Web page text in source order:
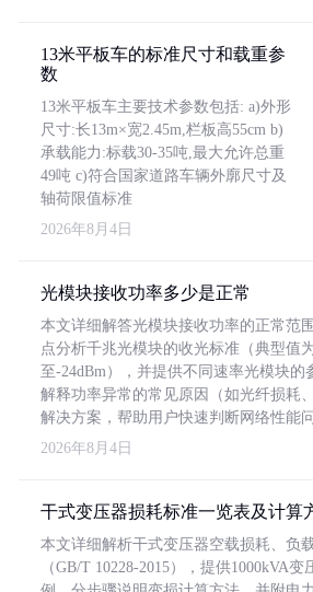
13米平板车的标准尺寸和载重参
数
13米平板车主要技术参数包括: a)外形
尺寸:长13m×宽2.45m,栏板高55cm b)
承载能力:标载30-35吨,最大允许总重
49吨 c)符合国家道路车辆外廓尺寸及
轴荷限值标准
2026年8月4日
光模块接收功率多少是正常
本文详细解答光模块接收功率的正常范
点分析千兆光模块的收光标准（典型值
至-24dBm），并提供不同速率光模块的
解释功率异常的常见原因（如光纤损耗
解决方案，帮助用户快速判断网络性能问
2026年8月4日
干式变压器损耗标准一览表及计算
本文详细解析干式变压器空载损耗、负
（GB/T 10228-2015），提供1000kVA